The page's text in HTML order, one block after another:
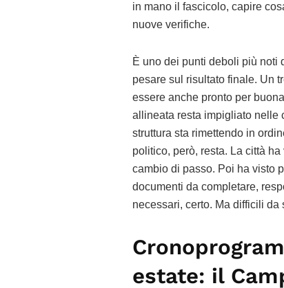
in mano il fascicolo, capire
nuove verifiche.
È uno dei punti deboli più noti
pesare sul risultato finale. Un
essere anche pronto per
allineata resta impigliato nelle
struttura sta rimettendo in
politico, però, resta. La città
cambio di passo. Poi ha visto
documenti da completare,
necessari, certo. Ma difficili
estate: il